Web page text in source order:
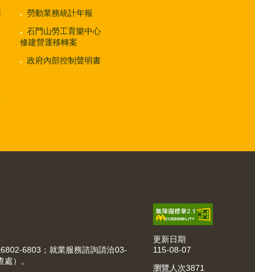
勞動業務統計年報
石門山勞工育樂中心
修建營運移轉案
政府內部控制聲明書
6803；就業服務諮詢請洽03-
）。
更新日期
115-08-07
瀏覽人次3871